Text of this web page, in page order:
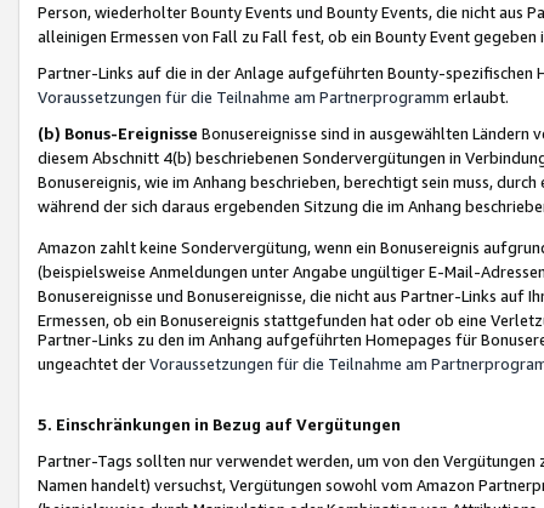
Person, wiederholter Bounty Events und Bounty Events, die nicht
alleinigen Ermessen von Fall zu Fall fest, ob ein Bounty Event
Partner-Links auf die in der Anlage aufgeführten Bounty-spezifischen
Voraussetzungen für die Teilnahme am Partnerprogramm erlaubt.
(b) Bonus-Ereignisse Bonusereignisse sind in ausgewählten Ländern
diesem Abschnitt 4(b) beschriebenen Sondervergütungen in
Bonusereignis, wie im Anhang beschrieben, berechtigt sein muss,
während der sich daraus ergebenden Sitzung die im Anhang
Amazon zahlt keine Sondervergütung, wenn ein Bonusereignis
(beispielsweise Anmeldungen unter Angabe ungültiger E-Mail-
Bonusereignisse und Bonusereignisse, die nicht aus Partner-Links auf
Ermessen, ob ein Bonusereignis stattgefunden hat oder ob eine
Partner-Links zu den im Anhang aufgeführten Homepages für
ungeachtet derVoraussetzungen für die Teilnahme am
5. Einschränkungen in Bezug auf Vergütungen
Partner-Tags sollten nur verwendet werden, um von den
Namen handelt) versuchst, Vergütungen sowohl vom Amazon